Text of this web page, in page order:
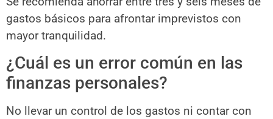
gastos básicos para afrontar imprevistos con
mayor tranquilidad.
¿Cuál es un error común en las
finanzas personales?
No llevar un control de los gastos ni contar con